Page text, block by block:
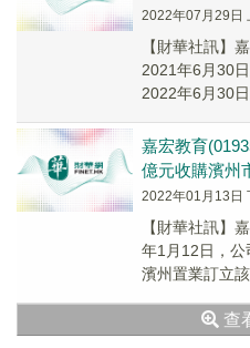
2022年07月29日
【財華社訊】
2021年6月30
2022年6月30
嘉宏教育
億元收購濱州
2022年01月13日
【財華社訊】
年1月12日，
濱州置業訂立
查